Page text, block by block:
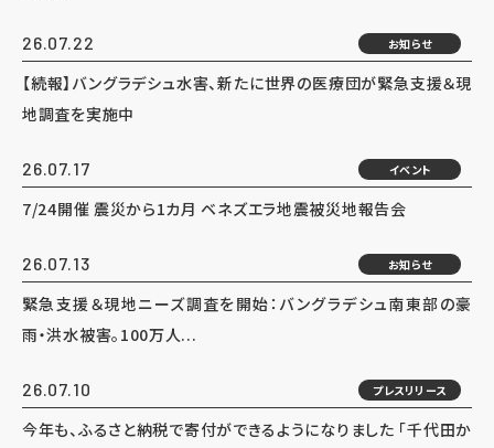
26.07.22 お知らせ
【続報】バングラデシュ水害、新たに世界の医療団が緊急支援＆現
地調査を実施中
26.07.17 イベント
7/24開催 震災から1カ月 ベネズエラ地震被災地報告会
26.07.13 お知らせ
緊急支援＆現地ニーズ調査を開始：バングラデシュ南東部の豪
雨・洪水被害。100万人...
26.07.10 プレスリリース
今年も、ふるさと納税で寄付ができるようになりました 「千代田か